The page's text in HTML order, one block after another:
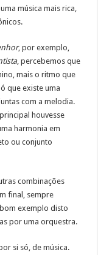
música mais rica,
, por exemplo,
, percebemos que
mais o ritmo que
que existe uma
com a melodia.
houvesse
harmonia em
ou conjunto
combinações
final, sempre
exemplo disto
por uma orquestra.
si só, de música.